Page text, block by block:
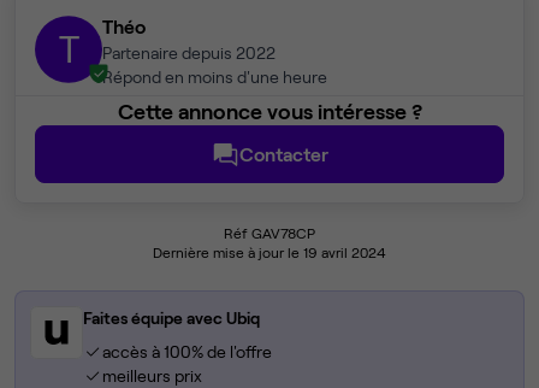
T Théo
Partenaire depuis 2022
Répond en moins d'une heure
Cette annonce vous intéresse ?
Contacter
Réf GAV78CP
Dernière mise à jour le 19 avril 2024
Faites équipe avec Ubiq
accès à 100% de l'offre
meilleurs prix